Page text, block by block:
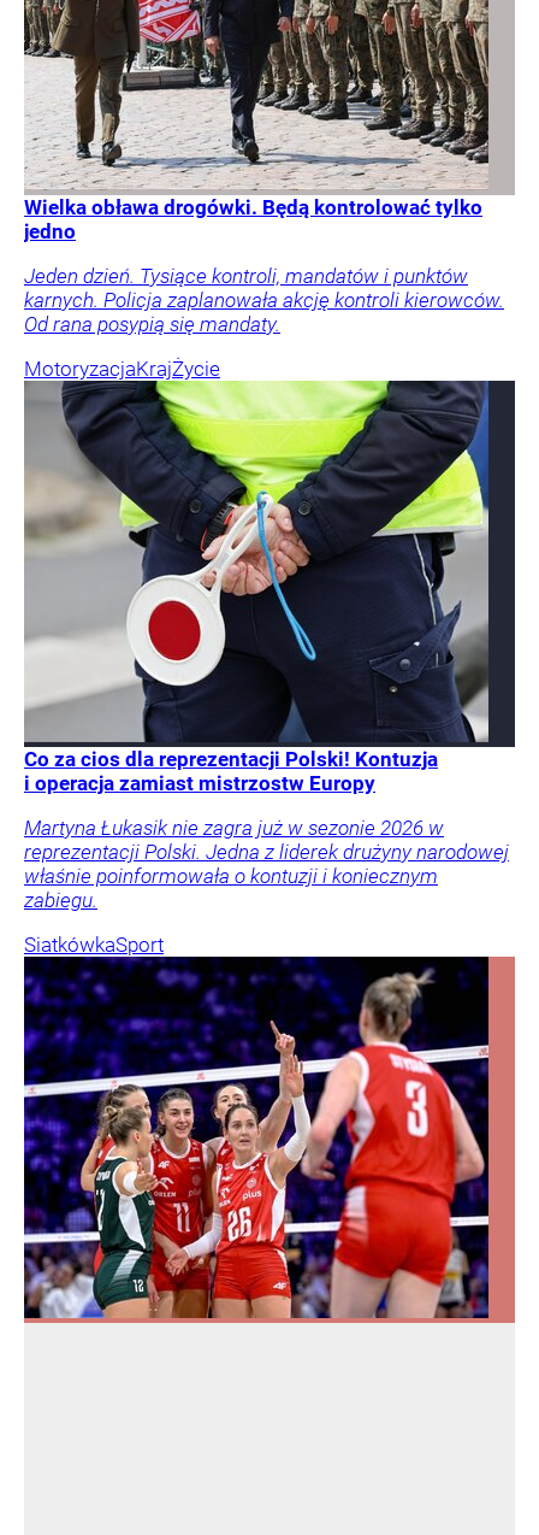
Wielka obława drogówki. Będą kontrolować tylko
jedno
Jeden dzień. Tysiące kontroli, mandatów i punktów
karnych. Policja zaplanowała akcję kontroli kierowców.
Od rana posypią się mandaty.
MotoryzacjaKrajŻycie
Co za cios dla reprezentacji Polski! Kontuzja
i operacja zamiast mistrzostw Europy
Martyna Łukasik nie zagra już w sezonie 2026 w
reprezentacji Polski. Jedna z liderek drużyny narodowej
właśnie poinformowała o kontuzji i koniecznym
zabiegu.
SiatkówkaSport